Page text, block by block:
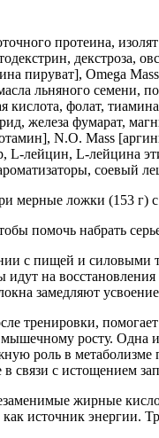
протеина,
декстроза,
пируват], Omega
льняного семени,
кислота, фолат,
железа фумарат,
N.O. Mass
L-лейцин, L-лейцина
соевый
мерные ложки (153 г)
помочь набрать
с пищей и
идут на
замедляют усвоение
тренировки,
росту. Одна
роль в
связи с истощением
жирные
источник энергии.